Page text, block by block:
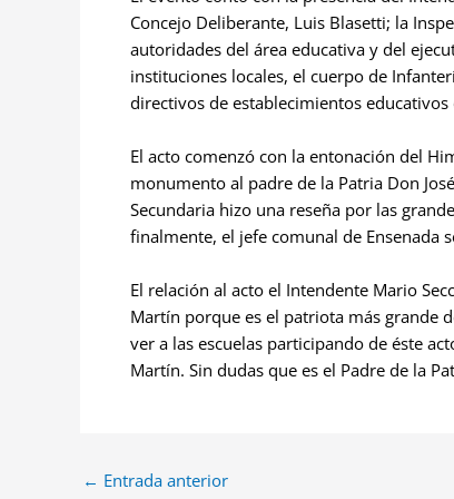
Concejo Deliberante, Luis Blasetti; la
autoridades del área educativa y del
instituciones locales, el cuerpo de
directivos de establecimientos
El acto comenzó con la entonación del
monumento al padre de la Patria Don
Secundaria hizo una reseña por las
finalmente, el jefe comunal de Ensenada
El relación al acto el Intendente Mario
Martín porque es el patriota más grande
ver a las escuelas participando de éste
Martín. Sin dudas que es el Padre de la
← Entrada anterior